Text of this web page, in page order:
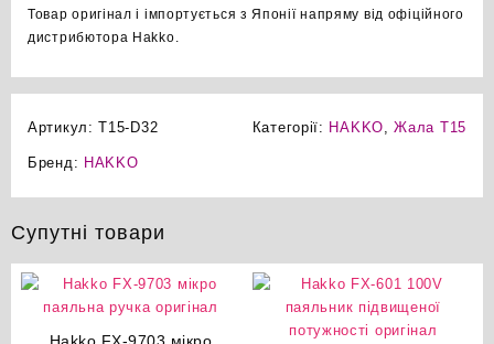
Товар оригінал і імпортується з Японії напряму від офіційного
дистрибютора Hakko.
Артикул:T15-D32 Категорії: HAKKO ,Жала T15
Бренд: HAKKO
Супутні товари